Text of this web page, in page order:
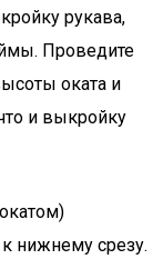
рукава,
Проведите
оката и
и выкройку
нижнему срезу.